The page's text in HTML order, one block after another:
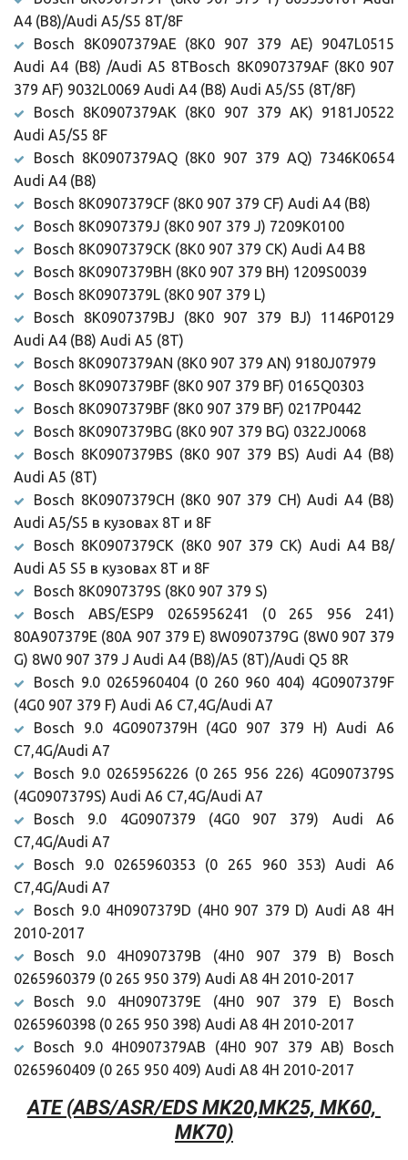
A4 (B8)/Audi A5/S5 8T/8F
Bosch 8K0907379AE (8K0 907 379 AE) 9047L0515
Audi A4 (B8) /Audi A5 8TBosch 8K0907379AF (8K0 907
379 AF) 9032L0069 Audi A4 (B8) Audi A5/S5 (8T/8F)
Bosch 8K0907379AK (8K0 907 379 AK) 9181J0522
Audi A5/S5 8F
Bosch 8K0907379AQ (8K0 907 379 AQ) 7346K0654
Audi A4 (B8)
Bosch 8K0907379CF (8K0 907 379 CF) Audi A4 (B8)
Bosch 8K0907379J (8K0 907 379 J) 7209K0100
Bosch 8K0907379CK (8K0 907 379 CK) Audi A4 B8
Bosch 8K0907379BH (8K0 907 379 BH) 1209S0039
Bosch 8K0907379L (8K0 907 379 L)
Bosch 8K0907379BJ (8K0 907 379 BJ) 1146P0129
Audi A4 (B8) Audi A5 (8T)
Bosch 8K0907379AN (8K0 907 379 AN) 9180J07979
Bosch 8K0907379BF (8K0 907 379 BF) 0165Q0303
Bosch 8K0907379BF (8K0 907 379 BF) 0217P0442
Bosch 8K0907379BG (8K0 907 379 BG) 0322J0068
Bosch 8K0907379BS (8K0 907 379 BS) Audi A4 (B8)
Audi A5 (8T)
Bosch 8K0907379CH (8K0 907 379 CH) Audi A4 (B8)
Audi A5/S5 в кузовах 8T и 8F
Bosch 8K0907379CK (8K0 907 379 CK) Audi A4 B8/
Audi A5 S5 в кузовах 8T и 8F
Bosch 8K0907379S (8K0 907 379 S)
Bosch ABS/ESP9 0265956241 (0 265 956 241)
80A907379E (80A 907 379 E) 8W0907379G (8W0 907 379
G) 8W0 907 379 J Audi A4 (B8)/A5 (8T)/Audi Q5 8R
Bosch 9.0 0265960404 (0 260 960 404) 4G0907379F
(4G0 907 379 F) Audi A6 C7,4G/Audi A7
Bosch 9.0 4G0907379H (4G0 907 379 H) Audi A6
C7,4G/Audi A7
Bosch 9.0 0265956226 (0 265 956 226) 4G0907379S
(4G0907379S) Audi A6 C7,4G/Audi A7
Bosch 9.0 4G0907379 (4G0 907 379) Audi A6
C7,4G/Audi A7
Bosch 9.0 0265960353 (0 265 960 353) Audi A6
C7,4G/Audi A7
Bosch 9.0 4H0907379D (4H0 907 379 D) Audi A8 4H
2010-2017
Bosch 9.0 4H0907379B (4H0 907 379 B) Bosch
0265960379 (0 265 950 379) Audi A8 4H 2010-2017
Bosch 9.0 4H0907379E (4H0 907 379 E) Bosch
0265960398 (0 265 950 398) Audi A8 4H 2010-2017
Bosch 9.0 4H0907379AB (4H0 907 379 AB) Bosch
0265960409 (0 265 950 409) Audi A8 4H 2010-2017
ATE (ABS/ASR/EDS MK20,MK25, MK60,
MK70)